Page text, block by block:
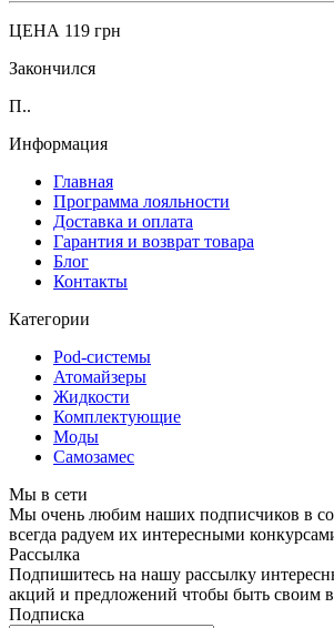
ЦЕНА 119 грн
Закончился
П..
Информация
Главная
Программа лояльности
Доставка и оплата
Гарантия и возврат товара
Блог
Контакты
Категории
Pod-системы
Атомайзеры
Жидкости
Комплектующие
Моды
Самозамес
Мы в сети
Мы очень любим наших подписчиков в
всегда радуем их интересными
Рассылка
Подпишитесь на нашу рассылку
акций и предложений чтобы быть своим
Подписка